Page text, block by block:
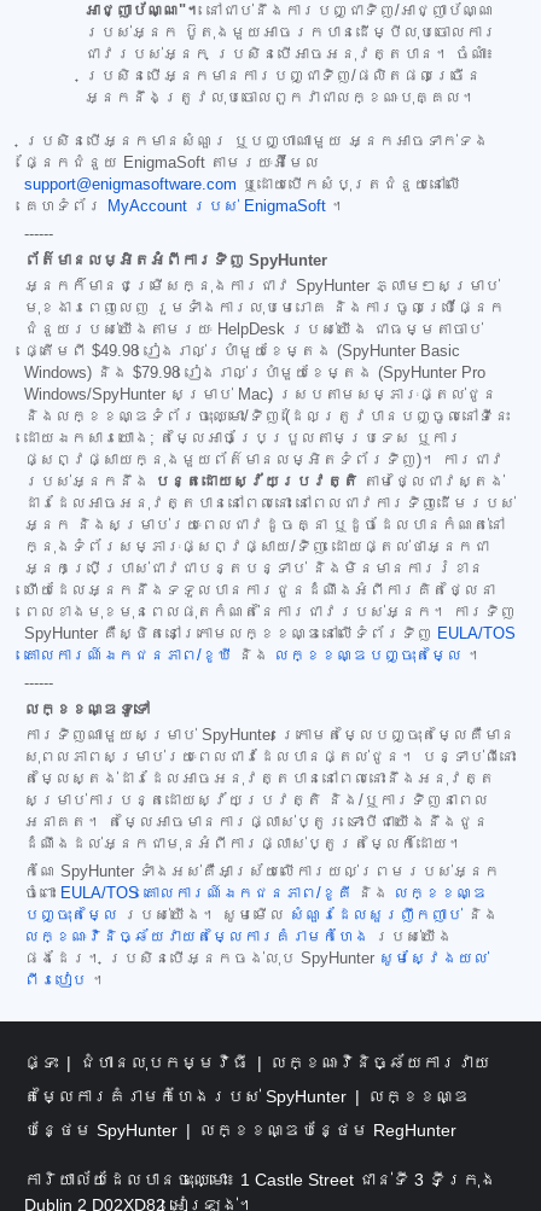
អាជ្ញាប័ណ្ណ"។ នៅជាប់នឹងការបញ្ជាទិញ/អាជ្ញាប័ណ្ណ
របស់អ្នក ប៊ូតុងមួយអាចរកបានដើម្បីលុបចោលការ
ជាវរបស់អ្នក ប្រសិនបើអាចអនុវត្តបាន។ ចំណាំ៖
ប្រសិនបើអ្នកមានការបញ្ជាទិញ/ផលិតផលច្រើន
អ្នកនឹងត្រូវលុបចោលពួកវាជាលក្ខណៈបុគ្គល។
ប្រសិនបើអ្នកមានសំណួរ ឬបញ្ហាណាមួយ អ្នកអាចទាក់ទង
ផ្នែកជំនួយ EnigmaSoft តាមរយៈអ៊ីមែល
support@enigmasoftware.com ឬដោយបើកសំបុត្រជំនួយនៅលើ
គេហទំព័រ
MyAccount របស់ EnigmaSoft ។
------
ព័ត៌មានលម្អិតអំពីការទិញ SpyHunter
អ្នកក៏មានជម្រើសក្នុងការជាវ SpyHunter ភ្លាមៗសម្រាប់
មុខងារពេញលេញ រួមទាំងការលុបមេរោគ និងការចូលប្រើផ្នែក
ជំនួយរបស់យើងតាមរយៈ HelpDesk របស់យើង ជាធម្មតាចាប់
ផ្តើមពី $49.98 រៀងរាល់ប្រាំមួយខែម្តង (SpyHunter Basic
Windows) និង $79.98 រៀងរាល់ប្រាំមួយខែម្តង (SpyHunter Pro
Windows/SpyHunter សម្រាប់ Mac) ស្របតាមសម្ភារៈផ្តល់ជូន
និងលក្ខខណ្ឌទំព័រចុះឈ្មោះ/ទិញ (ដែលត្រូវបានបញ្ចូលនៅទីនេះ
ដោយឯកសារយោង; តម្លៃអាចប្រែប្រួលតាមប្រទេស ឬការ
ផ្សព្វផ្សាយក្នុងមួយព័ត៌មានលម្អិតទំព័រទិញ)។ ការជាវ
របស់អ្នកនឹង
បន្តដោយស្វ័យប្រវត្តិ តាមថ្លៃជាវស្តង់
ដារដែលអាចអនុវត្តបាននៅពេលនោះ នៅពេលជាវការទិញដើមរបស់
អ្នក និងសម្រាប់រយៈពេលជាវដូចគ្នា ឬដូចដែលបានកំណត់នៅ
ក្នុងទំព័រសម្ភារៈផ្សព្វផ្សាយ/ទិញ ដោយផ្តល់ថាអ្នកជា
អ្នកប្រើប្រាស់ជាវជាបន្តបន្ទាប់ និងមិនមានការរំខាន
ហើយដែលអ្នកនឹងទទួលបានការជូនដំណឹងអំពីការគិតថ្លៃនា
ពេលខាងមុខមុនពេលផុតកំណត់នៃការជាវរបស់អ្នក។ ការទិញ
SpyHunter គឺស្ថិតនៅក្រោមលក្ខខណ្ឌនៅលើទំព័រទិញ EULA/TOS
គោលការណ៍ឯកជនភាព/ខូឃី
និង លក្ខខណ្ឌបញ្ចុះតម្លៃ ។
------
លក្ខខណ្ឌទូទៅ
ការទិញណាមួយសម្រាប់ SpyHunter ក្រោមតម្លៃបញ្ចុះតម្លៃគឺមាន
សុពលភាពសម្រាប់រយៈពេលជាវដែលបានផ្តល់ជូន។ បន្ទាប់ពីនោះ
តម្លៃស្តង់ដារដែលអាចអនុវត្តបាននៅពេលនោះនឹងអនុវត្ត
សម្រាប់ការបន្តដោយស្វ័យប្រវត្តិ និង/ឬការទិញនាពេល
អនាគត។ តម្លៃអាចមានការផ្លាស់ប្តូរ ទោះបីជាយើងនឹងជូន
ដំណឹងដល់អ្នកជាមុនអំពីការផ្លាស់ប្តូរតម្លៃក៏ដោយ។
កំណែ SpyHunter ទាំងអស់គឺអាស្រ័យលើការយល់ព្រមរបស់អ្នក
ចំពោះ EULA/TOS គោលការណ៍ឯកជនភាព/ខូគី និង
លក្ខខណ្ឌ
បញ្ចុះតម្លៃ
របស់យើង។ សូមមើល សំណួរដែលសួរញឹកញាប់ និង
លក្ខណៈវិនិច្ឆ័យវាយតម្លៃការគំរាមកំហែង
របស់យើង
ផងដែរ។ ប្រសិនបើអ្នកចង់លុប SpyHunter សូមស្វែងយល់
ពីរបៀប ។
ផ្ទះ ជំហានលុបកម្មវិធី
លក្ខណៈវិនិច្ឆ័យការវាយ
តម្លៃការគំរាមកំហែងរបស់ SpyHunter
លក្ខខណ្ឌ
បន្ថែម SpyHunter
លក្ខខណ្ឌបន្ថែម RegHunter
ការិយាល័យដែលបានចុះឈ្មោះ៖ 1 Castle Street ជាន់ទី 3 ទីក្រុង
Dublin 2 D02XD82 អៀរឡង់។